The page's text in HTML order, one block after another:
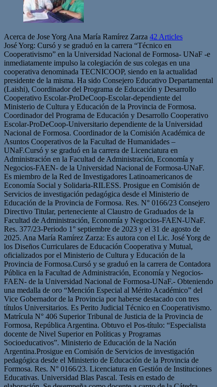
Acerca de Jose Yorg Ana María Ramírez Zarza 42 Articles
José Yorg: Cursó y se graduó en la carrera “Técnico en
Cooperativismo” en la Universidad Nacional de Formosa- UNaF -e
inmediatamente impulso la colegiación de sus colegas en una
cooperativa denominada TECNICOOP, siendo en la actualidad
presidente de la misma. Ha sido Consejero Educativo Departamental
(Laishi), Coordinador del Programa de Educación y Desarrollo
Cooperativo Escolar-ProDeCoop-Escolar-dependiente del
Ministerio de Cultura y Educación de la Provincia de Formosa.
Coordinador del Programa de Educación y Desarrollo Cooperativo
Escolar-ProDeCoop-Universitario dependiente de la Universidad
Nacional de Formosa. Coordinador de la Comisión Académica de
Asuntos Cooperativos de la Facultad de Humanidades –
UNaF.Cursó y se graduó en la carrera de Licenciatura en
Administración en la Facultad de Administración, Economía y
Negocios-FAEN- de la Universidad Nacional de Formosa-UNaF.
Es miembro de la Red de Investigadores Latinoamericanos de
Economía Social y Solidaria-RILESS. Prosigue en Comisión de
Servicios de investigación pedagógica desde el Ministerio de
Educación de la Provincia de Formosa. Res. N° 0166/23 Consejero
Directivo Titular, perteneciente al Claustro de Graduados de la
Facultad de Administración, Economía y Negocios-FAEN-UNaF.
Res. 377/23-Periodo 1° septiembre de 2023 y el 31 de agosto de
2025. Ana María Ramírez Zarza: Es autora con el Lic. José Yorg de
los Diseños Curriculares de Educación Cooperativa y Mutual,
oficializados por el Ministerio de Cultura y Educación de la
Provincia de Formosa.Cursó y se graduó en la carrera de Contadora
Pública en la Facultad de Administración, Economía y Negocios-
FAEN- de la Universidad Nacional de Formosa-UNaF.- Obteniendo
una medalla de oro “Mención Especial al Mérito Académico” del
Vice Gobernador de la Provincia por haberse destacado con tres
títulos Universitarios. Es Perito Judicial Técnico en Cooperativismo.
Matrícula N° 406 Superior Tribunal de Justicia de la Provincia de
Formosa, República Argentina. Obtuvo el Pos-título: “Especialista
docente de Nivel Superior en Políticas y Programas
Socioeducativos”. Ministerio de Educación de la Nación
Argentina.Prosigue en Comisión de Servicios de investigación
pedagógica desde el Ministerio de Educación de la Provincia de
Formosa. Res. N° 0166/23. Licenciatura en Gestión de Instituciones
Educativas. Universidad Blas Pascal. Tesis en estado de